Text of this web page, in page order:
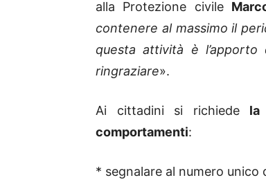
alla Protezione civile
contenere al massimo il
questa attività è
ringraziare».
Ai cittadini si richiede la
comportamenti:
* segnalare al numero unico